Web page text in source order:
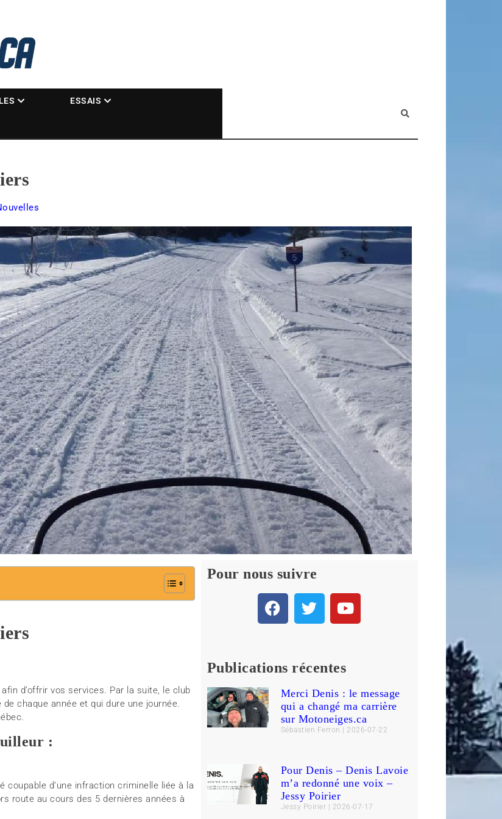
ESSAIS
d’offrir vos services. Par la suite, le club
chaque année et qui dure une journée.
:
coupable d’une infraction criminelle liée à la
route au cours des 5 dernières années à
Pour nous suivre
Publications récentes
Merci Denis : le message
qui a changé ma carrière
sur Motoneiges.ca
Sébastien Ferron 2026-07-22
Pour Denis – Denis Lavoie
m’a redonné une voix –
Jessy Poirier
Jessy Poirier 2026-07-17